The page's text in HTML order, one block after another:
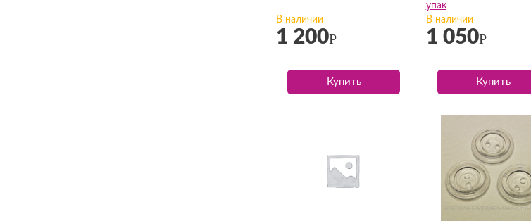
В наличии
1 200Р
Купить
упак
В наличии
1 050Р
Купить